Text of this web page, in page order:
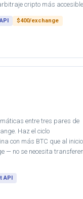
cripto más
$400/exchange
entre tres pares de
Haz el ciclo
con más BTC que al
— no se necesita
API